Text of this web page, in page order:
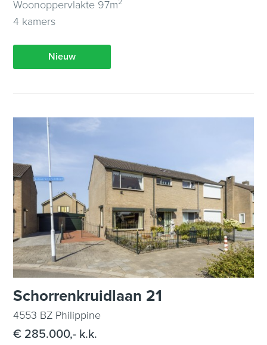
Woonoppervlakte 97m²
4 kamers
Nieuw
Schorrenkruidlaan 21
4553 BZ Philippine
€ 285.000,- k.k.